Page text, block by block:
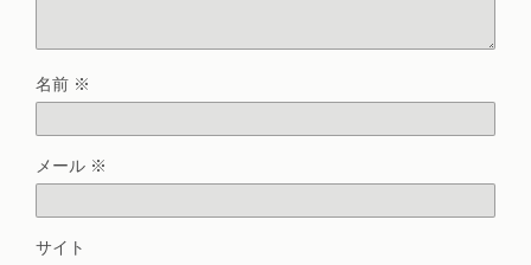
名前 ※
メール ※
サイト